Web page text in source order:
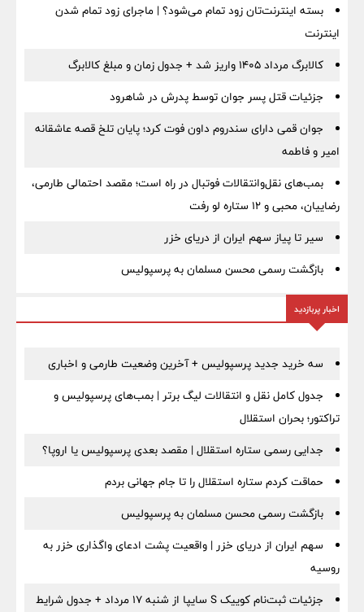
بسته اینترنت‌تان زود تمام می‌شود؟ | ماجرای زود تمام شدن
اینترنت
کالابرگ مرداد ۱۴۰۵ واریز شد + جدول زمان و مبلغ کالابرگ
جزئیات قتل پسر جوان توسط پدرش در شاهرود
جوان قمی دارای سندروم داون فوت کرد؛ پایان تلخ قصه عاشقانه
امیر و فاطمه
بمب‌های نقل‌وانتقالات فوتبال در راه است؛ مقصد احتمالی طارمی،
رضاییان، محبی و ۱۲ ستاره لو رفت
سیر تا پیاز سهم ایران از دریای خزر
بازگشت رسمی محسن مسلمان به پرسپولیس
اخبار پربازدید
سه خرید جدید پرسپولیس + آخرین وضعیت طارمی و اخباری
جدول کامل نقل و انتقالات لیگ برتر | بمب‌های پرسپولیس و
تراکتور؛ بحران استقلال
جدایی رسمی ستاره استقلال | مقصد بعدی پرسپولیس یا اروپا؟
حماقت کردم ستاره استقلال را تا جام جهانی بردم
بازگشت رسمی محسن مسلمان به پرسپولیس
سهم ایران از دریای خزر | واقعیت پشت ادعای واگذاری خزر به
روسیه
جزئیات ثبت‌نام کوییک S سایپا از شنبه ۱۷ مرداد + جدول شرایط